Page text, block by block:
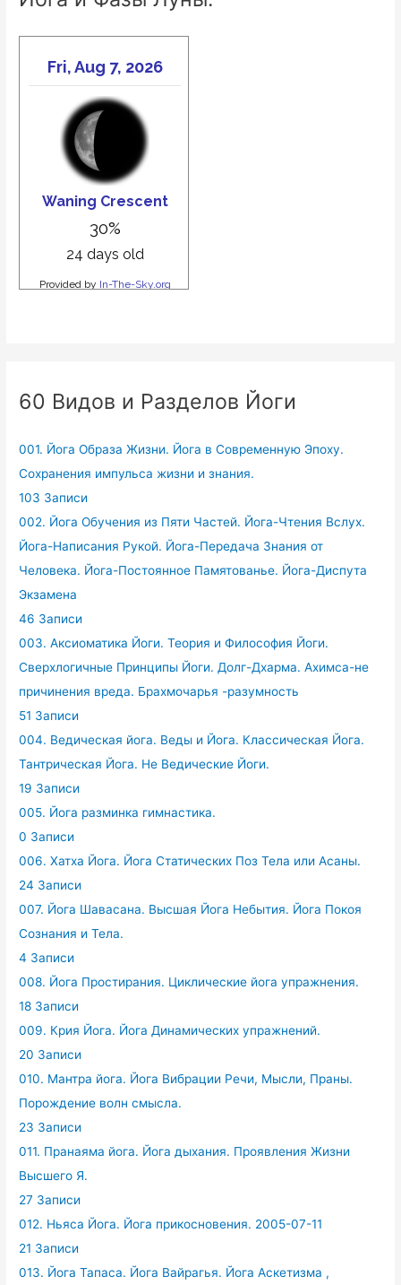
60 Видов и Разделов Йоги
001. Йога Образа Жизни. Йога в Современную Эпоху.
Сохранения импульса жизни и знания.
103 Записи
002. Йога Обучения из Пяти Частей. Йога-Чтения Вслух.
Йога-Написания Рукой. Йога-Передача Знания от
Человека. Йога-Постоянное Памятованье. Йога-Диспута
Экзамена
46 Записи
003. Аксиоматика Йоги. Теория и Философия Йоги.
Сверхлогичные Принципы Йоги. Долг-Дхарма. Ахимса-не
причинения вреда. Брахмочарья -разумность
51 Записи
004. Ведическая йога. Веды и Йога. Классическая Йога.
Тантрическая Йога. Не Ведические Йоги.
19 Записи
005. Йога разминка гимнастика.
0 Записи
006. Хатха Йога. Йога Статических Поз Тела или Асаны.
24 Записи
007. Йога Шавасана. Высшая Йога Небытия. Йога Покоя
Сознания и Тела.
4 Записи
008. Йога Простирания. Циклические йога упражнения.
18 Записи
009. Крия Йога. Йога Динамических упражнений.
20 Записи
010. Мантра йога. Йога Вибрации Речи, Мысли, Праны.
Порождение волн смысла.
23 Записи
011. Пранаяма йога. Йога дыхания. Проявления Жизни
Высшего Я.
27 Записи
012. Ньяса Йога. Йога прикосновения. 2005-07-11
21 Записи
013. Йога Тапаса. Йога Вайрагья. Йога Аскетизма ,